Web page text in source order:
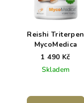
Reishi Triterpen
MycoMedica
1 490 Kč
Skladem